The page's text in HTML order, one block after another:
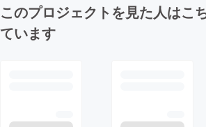
このプロジェクトを見た人はこ
ています